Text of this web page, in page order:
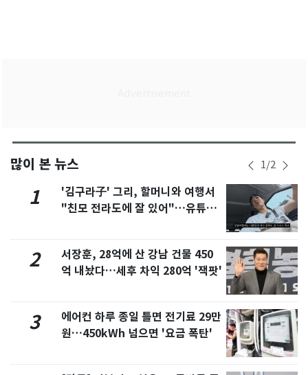
많이 본 뉴스 1/2
1
'김구라子' 그리, 할머니와 여행서
"친모 전라도에 잘 있어"…유튜브
2
서장훈, 28억에 산 강남 건물 450
억 내놨다…세후 차익 280억 '잭팟'
3
에어컨 하루 종일 틀면 전기료 29만
원…450kWh 넘으면 '요금 폭탄'